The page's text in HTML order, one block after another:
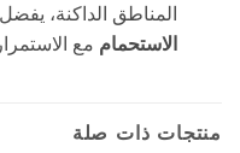
المناطق الداكنة،
الاستحمام مع
منتجات ذات صلة